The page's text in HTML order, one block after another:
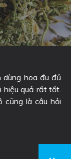
dùng hoa đu đủ
hiệu quả rất tốt.
cũng là câu hỏi